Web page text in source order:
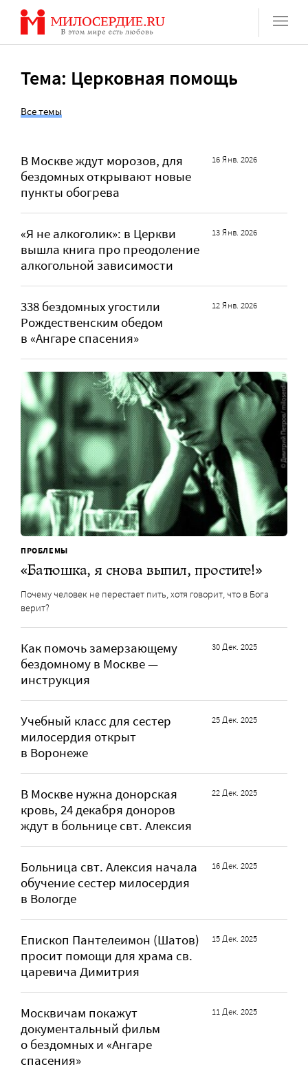
Перейти
содержанию
Тема: Церковная помощь
Все темы
В Москве ждут морозов, для
бездомных открывают новые
пункты обогрева
16 Янв. 2026
«Я не алкоголик»: в Церкви
вышла книга про преодоление
алкогольной зависимости
13 Янв. 2026
338 бездомных угостили
Рождественским обедом
в «Ангаре спасения»
12 Янв. 2026
ПРОБЛЕМЫ
«Батюшка, я снова выпил, простите!»
Почему человек не перестает пить, хотя говорит, что в Бога
верит?
Как помочь замерзающему
бездомному в Москве —
инструкция
30 Дек. 2025
Учебный класс для сестер
милосердия открыт
в Воронеже
25 Дек. 2025
В Москве нужна донорская
кровь, 24 декабря доноров
ждут в больнице свт. Алексия
22 Дек. 2025
Больница свт. Алексия начала
обучение сестер милосердия
в Вологде
16 Дек. 2025
Епископ Пантелеимон (Шатов)
просит помощи для храма св.
царевича Димитрия
15 Дек. 2025
Москвичам покажут
документальный фильм
о бездомных и «Ангаре
спасения»
11 Дек. 2025